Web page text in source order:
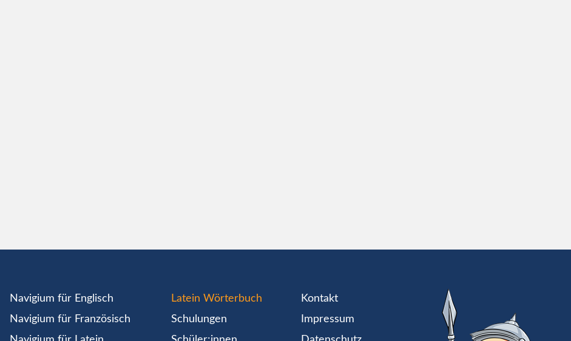
Navigium für Englisch
Navigium für Französisch
Latein Wörterbuch
Schulungen
Kontakt
Impressum